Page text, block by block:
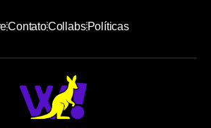
ContatoCollabsPolíticas